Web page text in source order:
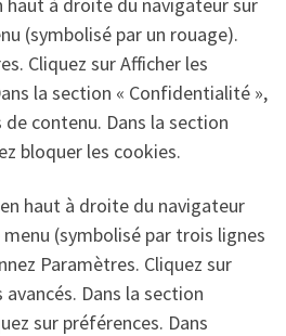
haut à droite du navigateur sur
(symbolisé par un rouage).
Cliquez sur Afficher les
la section « Confidentialité »,
contenu. Dans la section
bloquer les cookies.
haut à droite du navigateur
(symbolisé par trois lignes
Paramètres. Cliquez sur
Dans la section
sur préférences. Dans